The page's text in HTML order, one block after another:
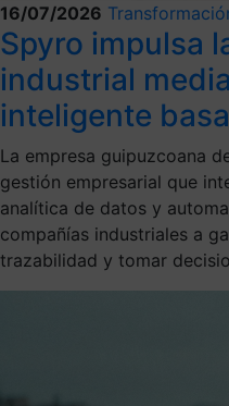
16/07/2026
Spyro impulsa
industrial
inteligente
La empresa guipuzcoana
gestión empresarial que
analítica de datos y
compañías industriales a
trazabilidad y tomar